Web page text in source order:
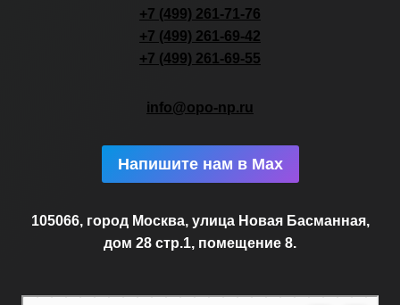
+7 (499) 261-71-76
+7 (499) 261-69-42
+7 (499) 261-69-55
info@opo-np.ru
Напишите нам в Max
105066, город Москва, улица Новая Басманная,
дом 28 стр.1, помещение 8.